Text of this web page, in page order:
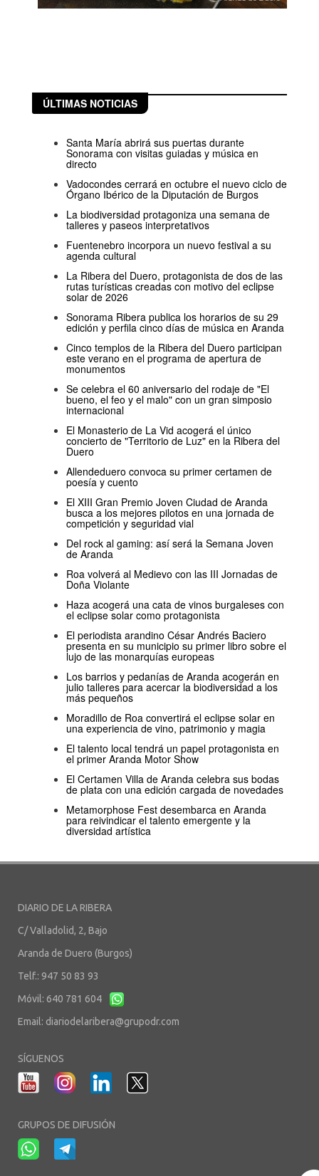
ÚLTIMAS NOTICIAS
Santa María abrirá sus puertas durante
Sonorama con visitas guiadas y música en
directo
Vadocondes cerrará en octubre el nuevo ciclo de
Órgano Ibérico de la Diputación de Burgos
La biodiversidad protagoniza una semana de
talleres y paseos interpretativos
Fuentenebro incorpora un nuevo festival a su
agenda cultural
La Ribera del Duero, protagonista de dos de las
rutas turísticas creadas con motivo del eclipse
solar de 2026
Sonorama Ribera publica los horarios de su 29
edición y perfila cinco días de música en Aranda
Cinco templos de la Ribera del Duero participan
este verano en el programa de apertura de
monumentos
Se celebra el 60 aniversario del rodaje de "El
bueno, el feo y el malo" con un gran simposio
internacional
El Monasterio de La Vid acogerá el único
concierto de "Territorio de Luz" en la Ribera del
Duero
Allendeduero convoca su primer certamen de
poesía y cuento
El XIII Gran Premio Joven Ciudad de Aranda
busca a los mejores pilotos en una jornada de
competición y seguridad vial
Del rock al gaming: así será la Semana Joven
de Aranda
Roa volverá al Medievo con las III Jornadas de
Doña Violante
Haza acogerá una cata de vinos burgaleses con
el eclipse solar como protagonista
El periodista arandino César Andrés Baciero
presenta en su municipio su primer libro sobre el
lujo de las monarquías europeas
Los barrios y pedanías de Aranda acogerán en
julio talleres para acercar la biodiversidad a los
más pequeños
Moradillo de Roa convertirá el eclipse solar en
una experiencia de vino, patrimonio y magia
El talento local tendrá un papel protagonista en
el primer Aranda Motor Show
El Certamen Villa de Aranda celebra sus bodas
de plata con una edición cargada de novedades
Metamorphose Fest desembarca en Aranda
para reivindicar el talento emergente y la
diversidad artística
DIARIO DE LA RIBERA
C/ Valladolid, 2, Bajo
Aranda de Duero (Burgos)
Telf.: 947 50 83 93
Móvil: 640 781 604
Email: diariodelaribera@grupodr.com
SÍGUENOS
GRUPOS DE DIFUSIÓN